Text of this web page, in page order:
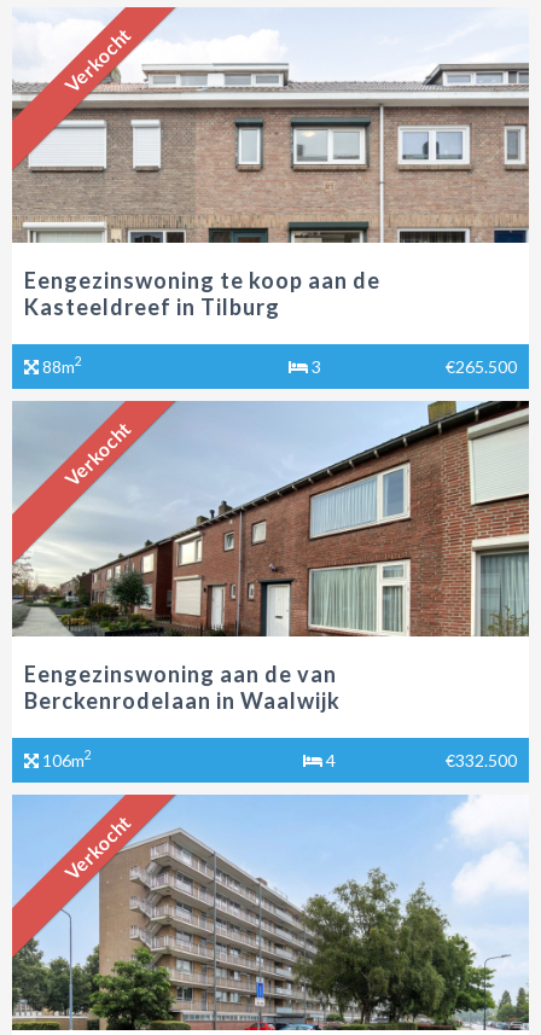
Verkocht
Eengezinswoning te koop aan de
Kasteeldreef in Tilburg
88m2 3 €265.500
Verkocht
Eengezinswoning aan de van
Berckenrodelaan in Waalwijk
106m2 4 €332.500
Verkocht